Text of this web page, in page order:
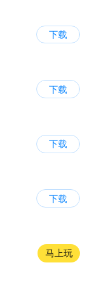
下载
下载
下载
下载
马上玩